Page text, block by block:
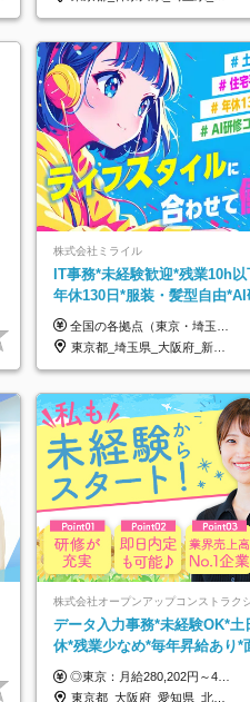
株式会社ミライル
IT事務*未経験歓迎*残業10h以
年休130日*服装・髪型自由*AI
あり*住宅手当あり*転勤なし
全国の各拠点（東京・埼玉・新潟・福岡・大阪）で募集中！ 給与は以下の通り、勤務地により異なります。 新潟勤務の場合 201,000円〜201,000円（試用期間変更なし）＋賞与 東京・埼玉勤務の場合 225,000円〜250,000円（試用期間 220,000円）＋賞与 福岡勤務の場合 182,000円〜220,000円（試用期間182,000円）＋賞与 大阪勤務の場合 210,000円〜210,000円（試用期間変更なし）＋賞与 初年度想定年収：280～300万円 ※残業代は全額支給します（1分単位でお支払いします） ※試用期間6ヵ月。試用期間中でも条件変わらず。 ※土日祝含めた勤務可能な方は、土日手当10,000円（毎月）を別途支給。
東京都_埼玉県_大阪府_新潟県_福岡県
データ入力事務*未経験OK*土
休*残業少なめ*毎年昇給あり*
1回*月収37万円可/o
◎東京：月給280,202円～402,430円 ◎大阪：月給269,824円～392,052円 ◎名古屋：月給285,967円～408,195円 ◎その他：月給265,212円～387,440円 ※試用期間3か月／待遇は研修期間中のみ変更あり （東京：23.9万円～、大阪：月給23.4万円～、名古屋：月給24.2万円～、その他：月給23.1万円～） ※固定残業代（配属後に支給）・一律手当を含む ※固定残業代は残業がない場合も支給し、超過分は別途支給する ※年齢、経験、能力を考慮し、支給額を決定します。
東京都_大阪府_愛知県_北海道_宮城県_新潟県_石川県_静岡県_広島県_福岡県_沖縄県